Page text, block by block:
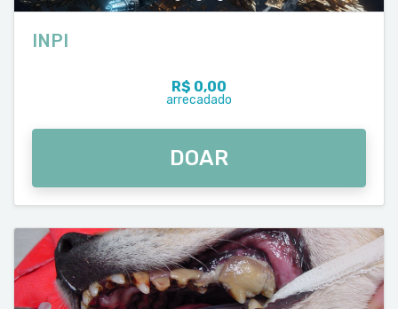
INPI
R$ 0,00
arrecadado
DOAR